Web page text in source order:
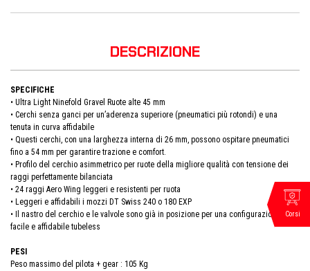
DESCRIZIONE
SPECIFICHE
• Ultra Light Ninefold Gravel Ruote alte 45 mm
• Cerchi senza ganci per un’aderenza superiore (pneumatici più rotondi) e una
tenuta in curva affidabile
• Questi cerchi, con una larghezza interna di 26 mm, possono ospitare pneumatici
fino a 54 mm per garantire trazione e comfort.
• Profilo del cerchio asimmetrico per ruote della migliore qualità con tensione dei
raggi perfettamente bilanciata
• 24 raggi Aero Wing leggeri e resistenti per ruota
• Leggeri e affidabili i mozzi DT Swiss 240 o 180 EXP
• Il nastro del cerchio e le valvole sono già in posizione per una configurazione
facile e affidabile tubeless
PESI
Peso massimo del pilota + gear : 105 Kg
Corsi